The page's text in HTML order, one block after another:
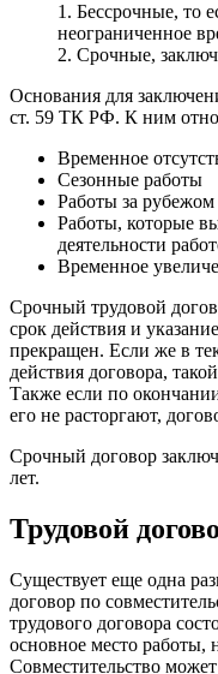
1. Бессрочные, то
неограниченное
2. Срочные,
Основания для
ст. 59 ТК РФ. К ним
Временное
Сезонные работы
Работы за рубежом
Работы, которые
деятельности
Временное
Срочный трудовой
срок действия и
прекращен. Если же в
действия договора,
Также если по
его не расторгают,
Срочный договор
лет.
Трудовой
Существует еще одна
договор по
трудового договора
основное место работы,
Совместительство